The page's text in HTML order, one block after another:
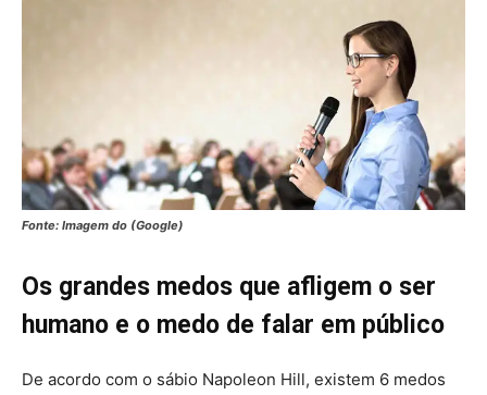
Fonte: Imagem do (Google)
Os grandes medos que afligem o ser
humano e o medo de falar em público
De acordo com o sábio Napoleon Hill, existem 6 medos